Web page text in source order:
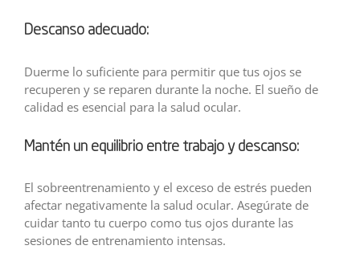
Descanso adecuado:
Duerme lo suficiente para permitir que tus ojos se
recuperen y se reparen durante la noche. El sueño de
calidad es esencial para la salud ocular.
Mantén un equilibrio entre trabajo y descanso:
El sobreentrenamiento y el exceso de estrés pueden
afectar negativamente la salud ocular. Asegúrate de
cuidar tanto tu cuerpo como tus ojos durante las
sesiones de entrenamiento intensas.